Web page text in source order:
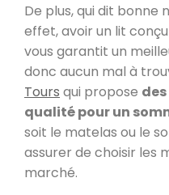
De plus, qui dit bonne
effet, avoir un lit
vous garantit un
donc aucun mal à
Tours qui propose
qualité pour un
soit le matelas ou le
assurer de choisir les
marché.